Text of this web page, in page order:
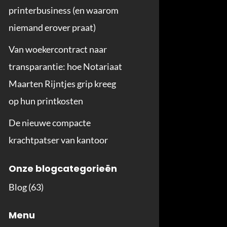
printerbusiness (en waarom
niemand erover praat)
Van woekercontract naar
transparantie: hoe Notariaat
Maarten Rijntjes grip kreeg
op hun printkosten
De nieuwe compacte
krachtpatser van kantoor
Onze blogcategorieën
Blog(63)
Menu